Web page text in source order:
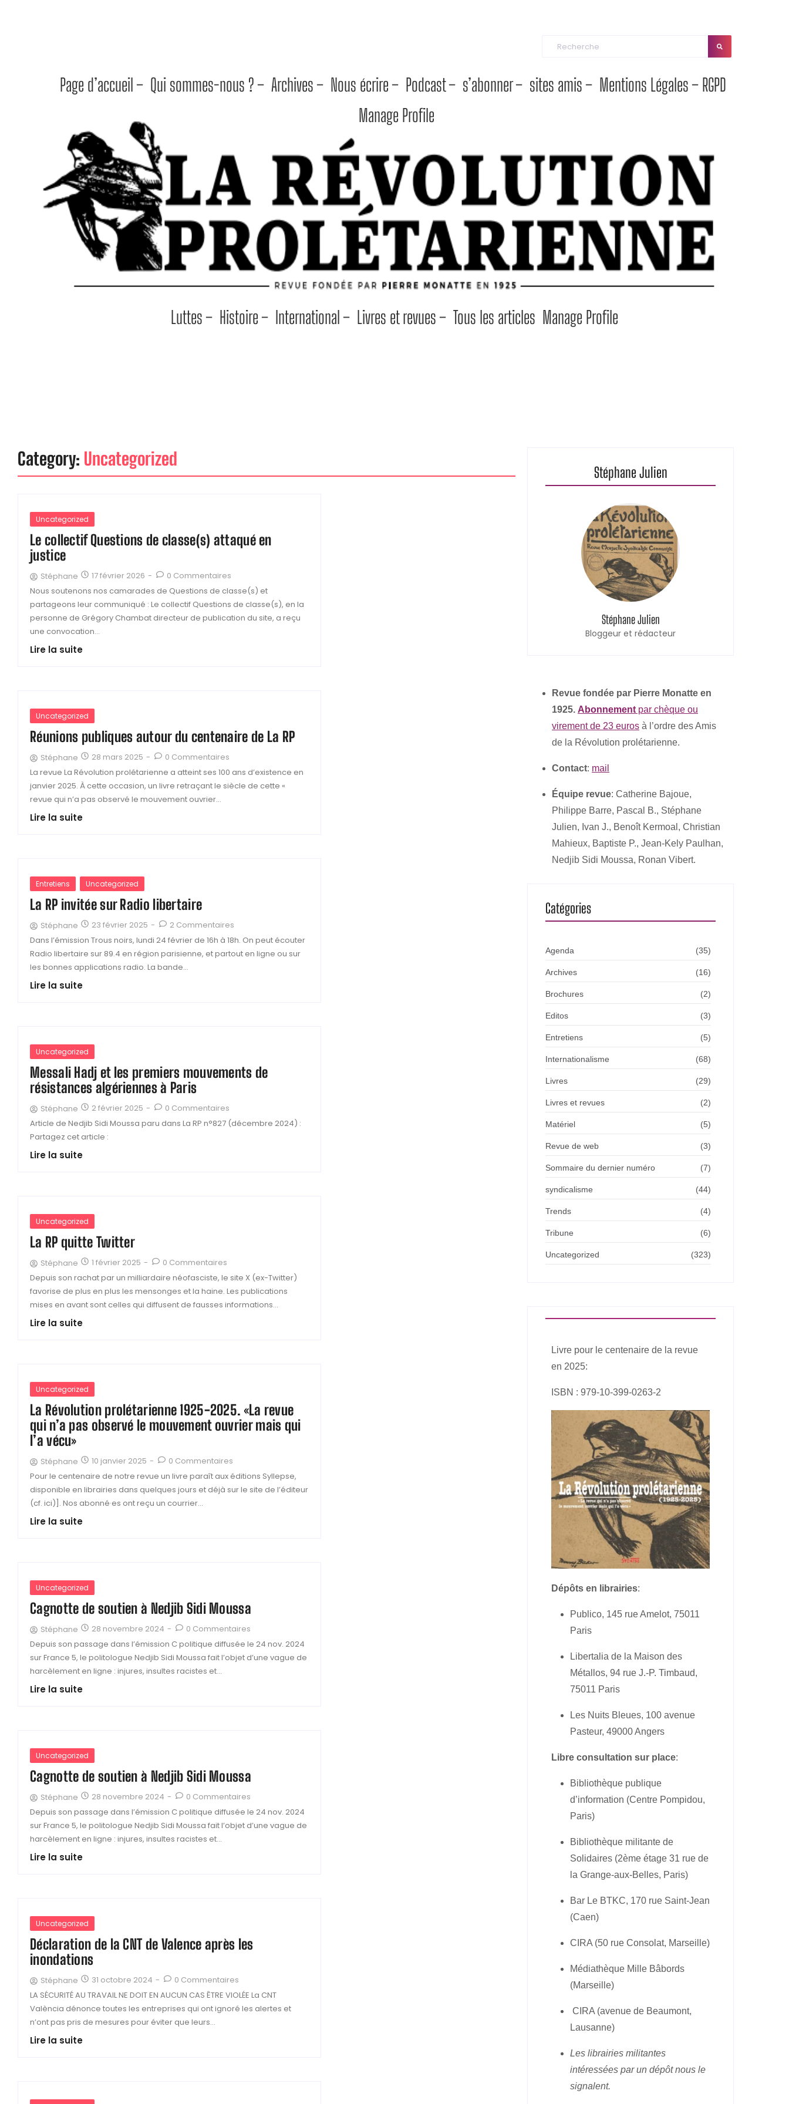
Page d’accueil – Qui sommes-nous ? – Archives – Nous écrire – Podcast – s’abonner – sites amis – Mentions Légales – RGPD
Manage Profile
Luttes – Histoire – International – Livres et revues – Tous les articles Manage Profile
Category: Uncategorized
Uncategorized
Le collectif Questions de classe(s) attaqué en
justice
Stéphane 17 février 2026 -
0 Commentaires
Nous soutenons nos camarades de Questions de classe(s) et
partageons leur communiqué : Le collectif Questions de classe(s), en la
personne de Grégory Chambat directeur de publication du site, a reçu
une convocation...
Lire la suite
Uncategorized
Réunions publiques autour du centenaire de La RP
Stéphane 28 mars 2025 -
0 Commentaires
La revue La Révolution prolétarienne a atteint ses 100 ans d’existence en
janvier 2025. À cette occasion, un livre retraçant le siècle de cette «
revue qui n’a pas observé le mouvement ouvrier...
Lire la suite
Entretiens Uncategorized
La RP invitée sur Radio libertaire
Stéphane 23 février 2025 -
2 Commentaires
Dans l’émission Trous noirs, lundi 24 février de 16h à 18h. On peut écouter
Radio libertaire sur 89.4 en région parisienne, et partout en ligne ou sur
les bonnes applications radio. La bande...
Lire la suite
Uncategorized
Messali Hadj et les premiers mouvements de
résistances algériennes à Paris
Stéphane 2 février 2025 -
0 Commentaires
Article de Nedjib Sidi Moussa paru dans La RP n°827 (décembre 2024) :
Partagez cet article :
Lire la suite
Uncategorized
La RP quitte Twitter
Stéphane 1 février 2025 -
0 Commentaires
Depuis son rachat par un milliardaire néofasciste, le site X (ex-Twitter)
favorise de plus en plus les mensonges et la haine. Les publications
mises en avant sont celles qui diffusent de fausses informations...
Lire la suite
Uncategorized
La Révolution prolétarienne 1925-2025. «La revue
qui n’a pas observé le mouvement ouvrier mais qui
l’a vécu»
Stéphane 10 janvier 2025 -
0 Commentaires
Pour le centenaire de notre revue un livre paraît aux éditions Syllepse,
disponible en librairies dans quelques jours et déjà sur le site de l’éditeur
(cf. ici)]. Nos abonné·es ont reçu un courrier...
Lire la suite
Uncategorized
Cagnotte de soutien à Nedjib Sidi Moussa
Stéphane 28 novembre 2024 -
0 Commentaires
Depuis son passage dans l’émission C politique diffusée le 24 nov. 2024
sur France 5, le politologue Nedjib Sidi Moussa fait l’objet d’une vague de
harcèlement en ligne : injures, insultes racistes et...
Lire la suite
Uncategorized
Cagnotte de soutien à Nedjib Sidi Moussa
Stéphane 28 novembre 2024 -
0 Commentaires
Depuis son passage dans l’émission C politique diffusée le 24 nov. 2024
sur France 5, le politologue Nedjib Sidi Moussa fait l’objet d’une vague de
harcèlement en ligne : injures, insultes racistes et...
Lire la suite
Uncategorized
Déclaration de la CNT de Valence après les
inondations
Stéphane 31 octobre 2024 -
0 Commentaires
LA SÉCURITÉ AU TRAVAIL NE DOIT EN AUCUN CAS ÊTRE VIOLÉE La CNT
València dénonce toutes les entreprises qui ont ignoré les alertes et
n’ont pas pris de mesures pour éviter que leurs...
Lire la suite
Stéphane Julien
Stéphane Julien
Bloggeur et rédacteur
Revue fondée par Pierre Monatte en
1925. Abonnement par chèque ou
virement de 23 euros à l’ordre des Amis
de la Révolution prolétarienne.
Contact: mail
Équipe revue: Catherine Bajoue,
Philippe Barre, Pascal B., Stéphane
Julien, Ivan J., Benoît Kermoal, Christian
Mahieux, Baptiste P., Jean-Kely Paulhan,
Nedjib Sidi Moussa, Ronan Vibert.
Catégories
Agenda (35)
Archives (16)
Brochures (2)
Editos (3)
Entretiens (5)
Internationalisme (68)
Livres (29)
Livres et revues (2)
Matériel (5)
Revue de web (3)
Sommaire du dernier numéro (7)
syndicalisme (44)
Trends (4)
Tribune (6)
Uncategorized (323)
Livre pour le centenaire de la revue
en 2025:
ISBN : 979-10-399-0263-2
Dépôts en librairies:
Publico, 145 rue Amelot, 75011
Paris
Libertalia de la Maison des
Métallos, 94 rue J.-P. Timbaud,
75011 Paris
Les Nuits Bleues, 100 avenue
Pasteur, 49000 Angers
Libre consultation sur place:
Bibliothèque publique
d’information (Centre Pompidou,
Paris)
Bibliothèque militante de
Solidaires (2ème étage 31 rue de
la Grange-aux-Belles, Paris)
Bar Le BTKC, 170 rue Saint-Jean
(Caen)
CIRA (50 rue Consolat, Marseille)
Médiathèque Mille Bâbords
(Marseille)
CIRA (avenue de Beaumont,
Lausanne)
Les librairies militantes
intéressées par un dépôt nous le
signalent.